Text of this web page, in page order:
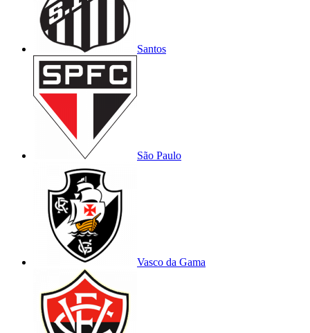
Santos
São Paulo
Vasco da Gama